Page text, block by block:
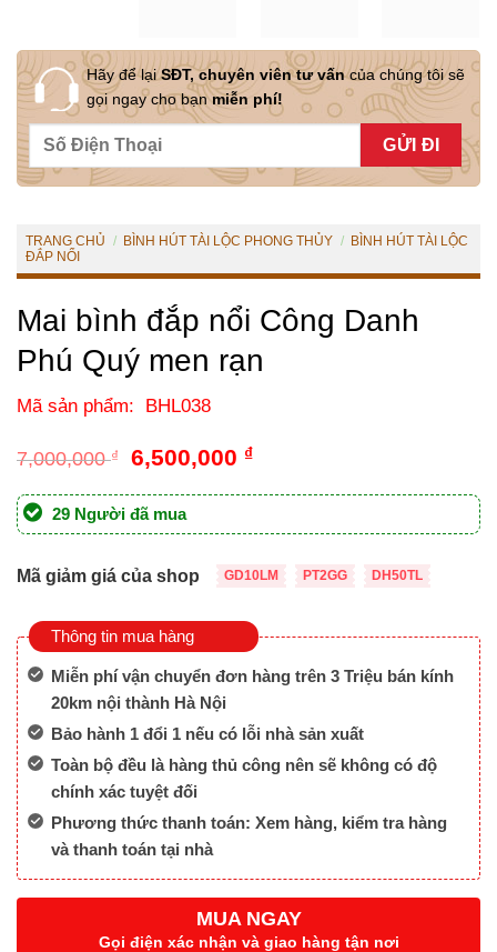
Hãy để lạiSĐT, chuyên viên tư vấncủa chúng tôi sẽ
gọi ngay cho bạnmiễn phí!
TRANG CHỦ / BÌNH HÚT TÀI LỘC PHONG THỦY / BÌNH HÚT TÀI LỘC
ĐẮP NỔI
Mai bình đắp nổi Công Danh
Phú Quý men rạn
Mã sản phẩm: BHL038
7,000,000₫
Giá
là:
7,000,000 ₫.
6,500,000 ₫Giá
tại
29 Người đã mua
Mã giảm giá của shop GD10LM PT2GG DH50TL
Thông tin mua hàng
Miễn phí vận chuyển đơn hàng trên 3 Triệu bán kính
20km nội thành Hà Nội
Bảo hành 1 đổi 1 nếu có lỗi nhà sản xuất
Toàn bộ đều là hàng thủ công nên sẽ không có độ
chính xác tuyệt đối
Phương thức thanh toán: Xem hàng, kiểm tra hàng
và thanh toán tại nhà
MUA NGAY
Gọi điện xác nhận và giao hàng tận nơi